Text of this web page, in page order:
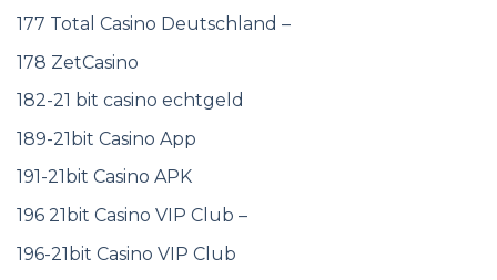
177 Total Casino Deutschland –
178 ZetCasino
182-21 bit casino echtgeld
189-21bit Casino App
191-21bit Casino APK
196 21bit Casino VIP Club –
196-21bit Casino VIP Club